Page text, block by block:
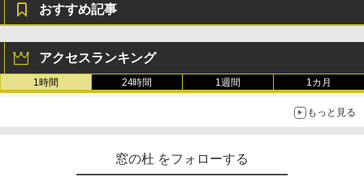
おすすめ記事
アクセスランキング
1時間 24時間 1週間 1カ月
もっと見る
窓の杜 をフォローする